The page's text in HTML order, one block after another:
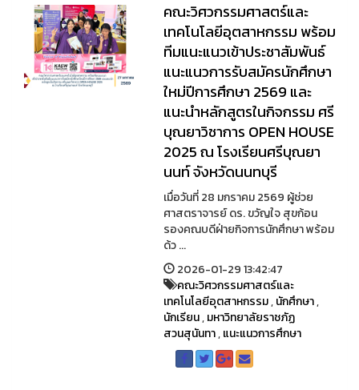
คณะวิศวกรรมศาสตร์และ
เทคโนโลยีอุตสาหกรรม พร้อม
ทีมแนะแนวเข้าประชาสัมพันธ์
แนะแนวการรับสมัครนักศึกษา
ใหม่ปีการศึกษา 2569 และ
แนะนำหลักสูตรในกิจกรรม ศรี
บุณยาวิชาการ OPEN HOUSE
2025 ณ โรงเรียนศรีบุณยา
นนท์ จังหวัดนนทบุรี
เมื่อวันที่ 28 มกราคม 2569 ผู้ช่วย
ศาสตราจารย์ ดร. ขวัญใจ สุขก้อน
รองคณบดีฝ่ายกิจการนักศึกษา พร้อม
ด้ว ...
2026-01-29 13:42:47
คณะวิศวกรรมศาสตร์และ
เทคโนโลยีอุตสาหกรรม,นักศึกษา,
นักเรียน,มหาวิทยาลัยราชภัฏ
สวนสุนันทา,แนะแนวการศึกษา